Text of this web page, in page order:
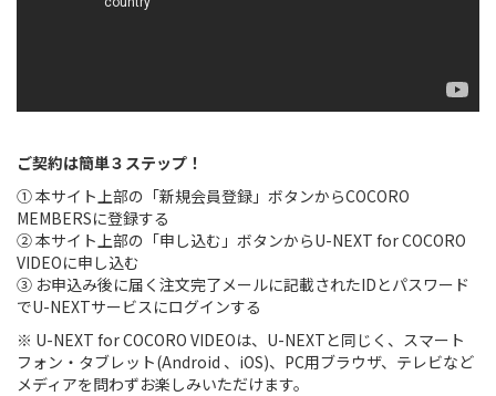
ご契約は簡単３ステップ！
① 本サイト上部の「新規会員登録」ボタンからCOCORO
MEMBERSに登録する
② 本サイト上部の「申し込む」ボタンからU-NEXT for COCORO
VIDEOに申し込む
③ お申込み後に届く注文完了メールに記載されたIDとパスワード
でU-NEXTサービスにログインする
※ U-NEXT for COCORO VIDEOは、U-NEXTと同じく、スマート
フォン・タブレット(Android 、iOS)、PC用ブラウザ、テレビなど
メディアを問わずお楽しみいただけます。